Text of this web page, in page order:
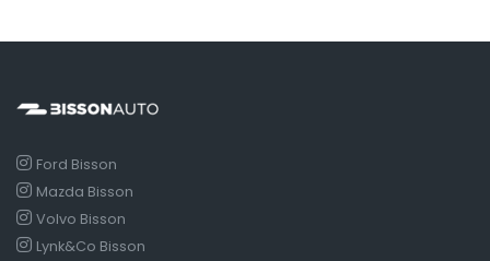
Ford Bisson
Mazda Bisson
Volvo Bisson
Lynk&Co Bisson